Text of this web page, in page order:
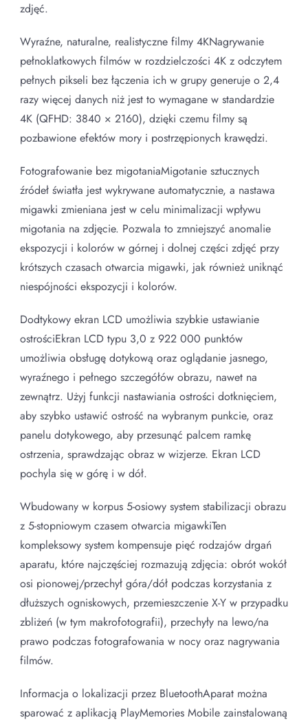
zdjęć.
Wyraźne, naturalne, realistyczne filmy 4KNagrywanie
pełnoklatkowych filmów w rozdzielczości 4K z odczytem
pełnych pikseli bez łączenia ich w grupy generuje o 2,4
razy więcej danych niż jest to wymagane w standardzie
4K (QFHD: 3840 × 2160), dzięki czemu filmy są
pozbawione efektów mory i postrzępionych krawędzi.
Fotografowanie bez migotaniaMigotanie sztucznych
źródeł światła jest wykrywane automatycznie, a nastawa
migawki zmieniana jest w celu minimalizacji wpływu
migotania na zdjęcie. Pozwala to zmniejszyć anomalie
ekspozycji i kolorów w górnej i dolnej części zdjęć przy
krótszych czasach otwarcia migawki, jak również uniknąć
niespójności ekspozycji i kolorów.
Dodtykowy ekran LCD umożliwia szybkie ustawianie
ostrościEkran LCD typu 3,0 z 922 000 punktów
umożliwia obsługę dotykową oraz oglądanie jasnego,
wyraźnego i pełnego szczegółów obrazu, nawet na
zewnątrz. Użyj funkcji nastawiania ostrości dotknięciem,
aby szybko ustawić ostrość na wybranym punkcie, oraz
panelu dotykowego, aby przesunąć palcem ramkę
ostrzenia, sprawdzając obraz w wizjerze. Ekran LCD
pochyla się w górę i w dół.
Wbudowany w korpus 5-osiowy system stabilizacji obrazu
z 5-stopniowym czasem otwarcia migawkiTen
kompleksowy system kompensuje pięć rodzajów drgań
aparatu, które najczęściej rozmazują zdjęcia: obrót wokół
osi pionowej/przechył góra/dół podczas korzystania z
dłuższych ogniskowych, przemieszczenie X-Y w przypadku
zbliżeń (w tym makrofotografii), przechyły na lewo/na
prawo podczas fotografowania w nocy oraz nagrywania
filmów.
Informacja o lokalizacji przez BluetoothAparat można
sparować z aplikacją PlayMemories Mobile zainstalowaną